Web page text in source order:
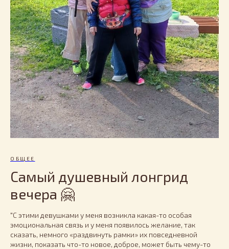
ОБЩЕЕ
Самый душевный лонгрид
вечера 🤗
"С этими девушками у меня возникла какая-то особая
эмоциональная связь и у меня появилось желание, так
сказать, немного «раздвинуть рамки» их повседневной
жизни, показать что-то новое, доброе, может быть чему-то